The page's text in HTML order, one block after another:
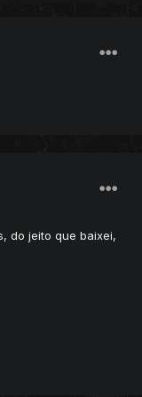
do jeito que baixei,